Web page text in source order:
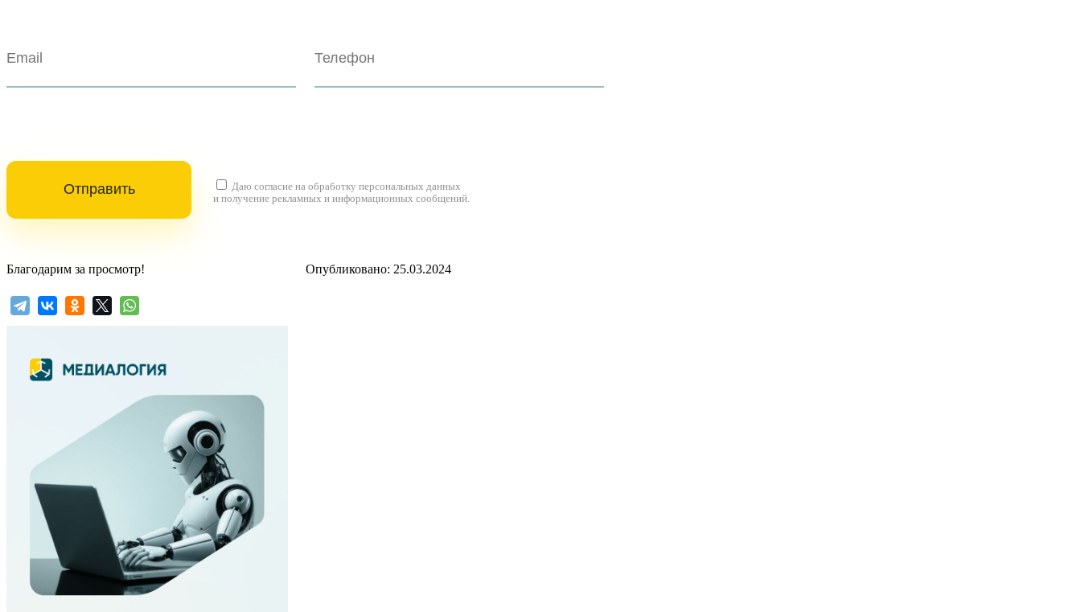
Даю согласие на обработку персональных данных
и получение рекламных и информационных сообщений.
Благодарим за просмотр! Опубликовано: 25.03.2024